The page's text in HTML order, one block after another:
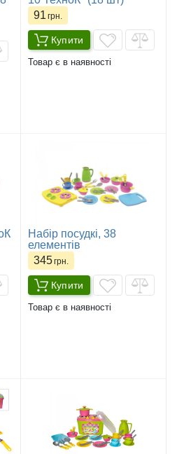
91грн.
Купити
Товар є в наявності
Набір посудкі, 38
елементів
345грн.
Купити
Товар є в наявності